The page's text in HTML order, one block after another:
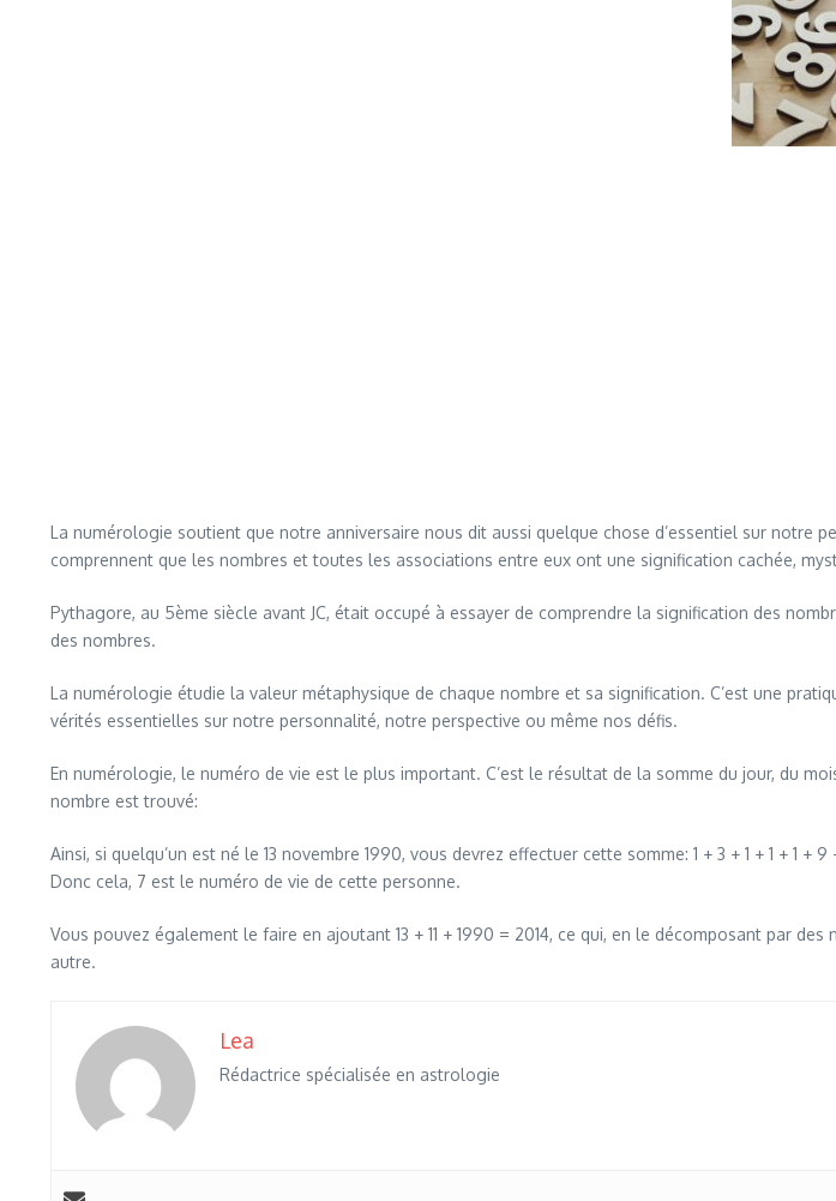
La numérologie soutient que notre anniversaire nous dit aussi quelque chose d’essentiel sur notre
comprennent que les nombres et toutes les associations entre eux ont une signification cachée,
Pythagore, au 5ème siècle avant JC, était occupé à essayer de comprendre la signification des
des nombres.
La numérologie étudie la valeur métaphysique de chaque nombre et sa signification. C’est une
vérités essentielles sur notre personnalité, notre perspective ou même nos défis.
En numérologie, le numéro de vie est le plus important. C’est le résultat de la somme du jour, du
nombre est trouvé:
Ainsi, si quelqu’un est né le 13 novembre 1990, vous devrez effectuer cette somme: 1 + 3 + 1 + 1 +
Donc cela, 7 est le numéro de vie de cette personne.
Vous pouvez également le faire en ajoutant 13 + 11 + 1990 = 2014, ce qui, en le décomposant par
autre.
Lea
Rédactrice spécialisée en astrologie